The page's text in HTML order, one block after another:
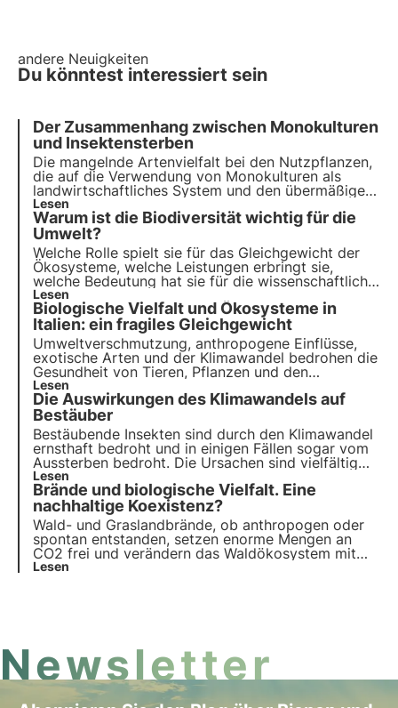
andere Neuigkeiten
Du könntest interessiert sein
Der Zusammenhang zwischen Monokulturen
und Insektensterben
Die mangelnde Artenvielfalt bei den Nutzpflanzen,
die auf die Verwendung von Monokulturen als
landwirtschaftliches System und den übermäßigen
Einsatz von Pestiziden zurückzuführen ist, ist in
den letzten Jahren zu einer echten Bedrohung für
Insekten, einschließlich der wichtigsten Bestäuber,
geworden.
Lesen
Warum ist die Biodiversität wichtig für die
Umwelt?
Welche Rolle spielt sie für das Gleichgewicht der
Ökosysteme, welche Leistungen erbringt sie,
welche Bedeutung hat sie für die wissenschaftliche
Forschung und welche Auswirkungen hat sie auf
das menschliche Wohlbefinden? Erfahren Sie, wie
sich 3Bee mit Oasen für den Schutz der
Artenvielfalt einsetzt
Lesen
Biologische Vielfalt und Ökosysteme in
Italien: ein fragiles Gleichgewicht
Umweltverschmutzung, anthropogene Einflüsse,
exotische Arten und der Klimawandel bedrohen die
Gesundheit von Tieren, Pflanzen und den
Lebensräumen, in denen sie leben. Das UN-
Programm bis 2030 ruft zu Schutz und
Wiederherstellung auf. Doch es ist rechtzeitiges
Handeln erforderlich.
Lesen
Die Auswirkungen des Klimawandels auf
Bestäuber
Bestäubende Insekten sind durch den Klimawandel
ernsthaft bedroht und in einigen Fällen sogar vom
Aussterben bedroht. Die Ursachen sind vielfältig
und betreffen entweder direkt die Insekten oder
indirekt die von ihnen besuchten Pflanzen. Aber
was sind die Auswirkungen? Das wollen wir in
diesem Artikel herausfinden.
Lesen
Brände und biologische Vielfalt. Eine
nachhaltige Koexistenz?
Wald- und Graslandbrände, ob anthropogen oder
spontan entstanden, setzen enorme Mengen an
CO2 frei und verändern das Waldökosystem mit
vielfältigen und oft lang anhaltenden Auswirkungen
Lesen
Newsletter